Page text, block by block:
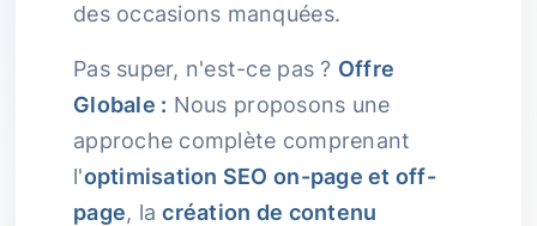
des occasions manquées.
Pas super, n'est-ce pas ? Offre
Globale : Nous proposons une
approche complète comprenant
l'optimisation SEO on-page et off-
page, lacréation de contenu